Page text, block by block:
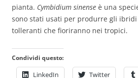
pianta. Cymbidium sinense è una
sono stati usati per produrre gli
tolleranti che fioriranno nei tropici.
Condividi questo:
LinkedIn Twitter